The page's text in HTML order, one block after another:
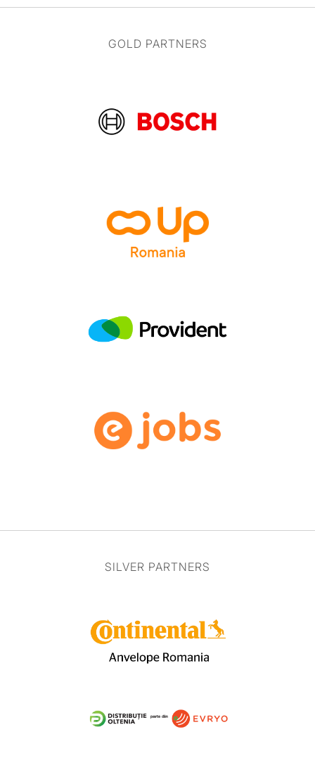
GOLD PARTNERS
SILVER PARTNERS